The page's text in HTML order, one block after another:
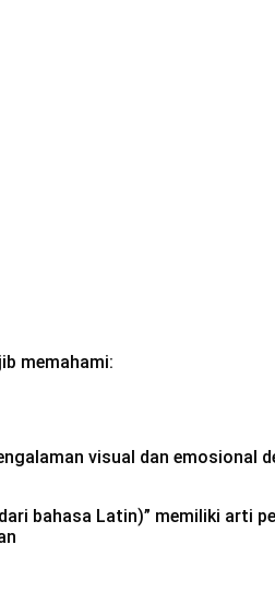
memahami:
visual dan emosional
bahasa Latin)” memiliki arti